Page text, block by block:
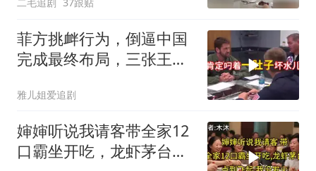
菲方挑衅行为，倒逼中国
完成最终布局，三张王牌
雅儿姐爱追剧
婶婶听说我请客带全家12
口霸坐开吃，龙虾茅台点